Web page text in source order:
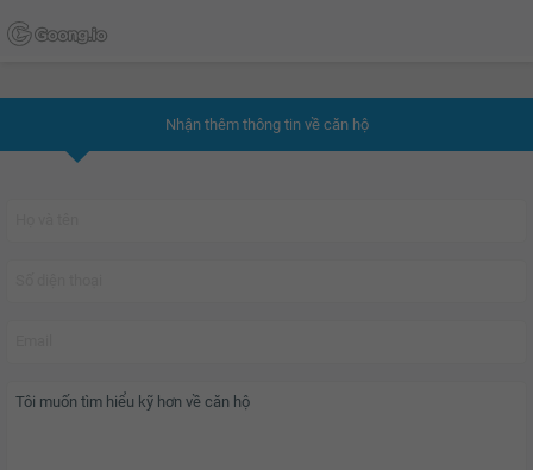
Nhận thêm thông tin về căn hộ